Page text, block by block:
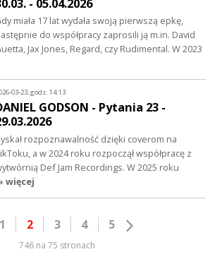
miała 17 lat wydała swoją pierwszą epkę,
do współpracy zaprosili ją m.in. David
Jax Jones, Regard, czy Rudimental. W 2023
03-23, godz. 14:13
GODSON - Pytania 23 -
rozpoznawalność dzięki coverom na
a w 2024 roku rozpoczął współpracę z
Def Jam Recordings. W 2025 roku
więcej
1 2 3 4 5
746 na 75 stronach